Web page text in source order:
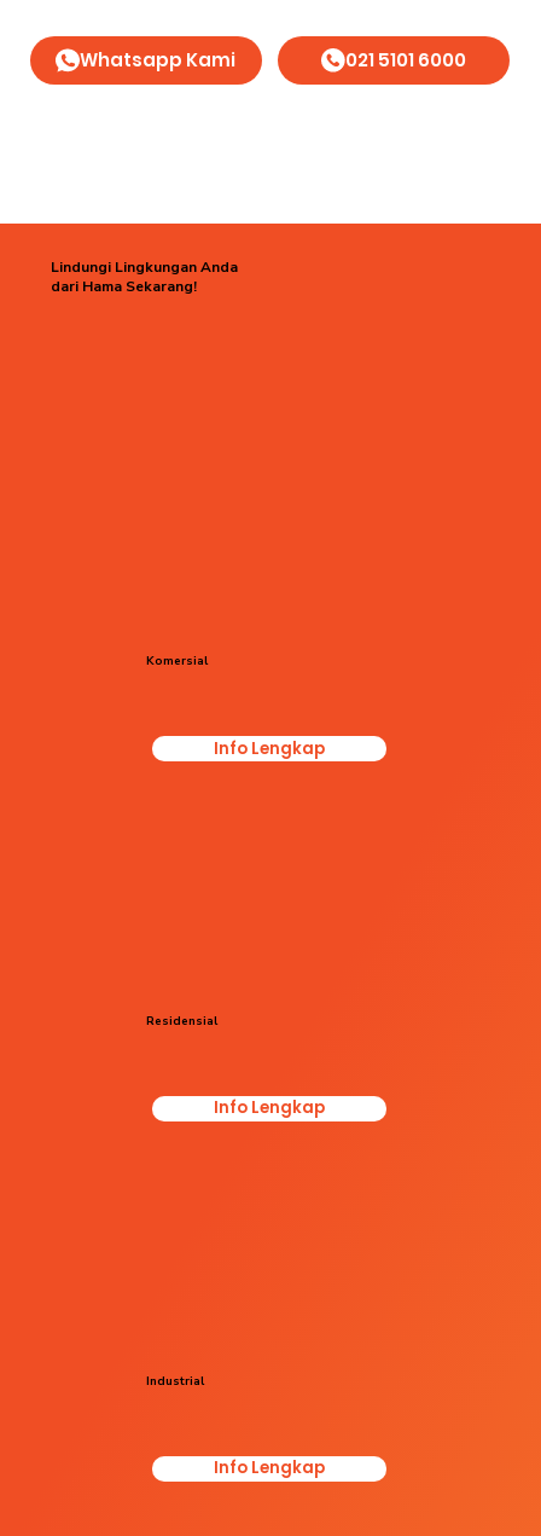
Lindungi Lingkungan Anda
dari Hama Sekarang!
Komersial
Info Lengkap
Residensial
Info Lengkap
Industrial
Info Lengkap
Whatsapp Kami 021 5101 6000